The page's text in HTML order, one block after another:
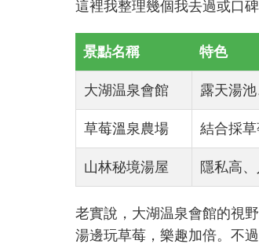
這裡我整理幾個我去過或口
景點名稱 特色
大湖温泉會館 露天湯
草莓溫泉農場 結合採
山林秘境湯屋 隱私高
老實說，大湖温泉會館的視
湯邊玩草莓，樂趣加倍。不